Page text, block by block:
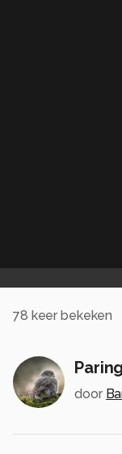
78 keer bekeken
door